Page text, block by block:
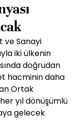
ve Sanayi
iki ülkenin
doğrudan
hacminin daha
Ortak
yıl dönüşümlü
gelecek